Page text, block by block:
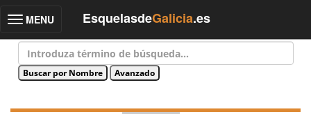
Toggle
MENU EsquelasdeGalicia.es